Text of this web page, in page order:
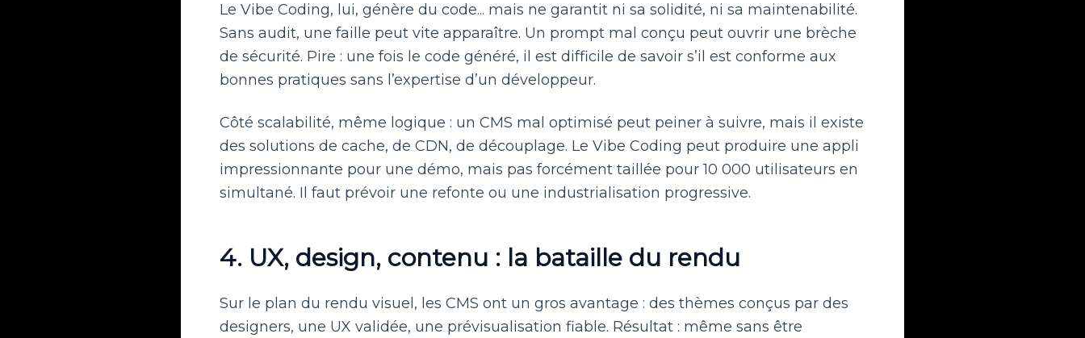
Le Vibe Coding, lui, génère du code... mais ne garantit ni sa solidité, ni sa maintenabilité.
Sans audit, une faille peut vite apparaître. Un prompt mal conçu peut ouvrir une brèche
de sécurité. Pire : une fois le code généré, il est difficile de savoir s’il est conforme aux
bonnes pratiques sans l’expertise d’un développeur.
Côté scalabilité, même logique : un CMS mal optimisé peut peiner à suivre, mais il existe
des solutions de cache, de CDN, de découplage. Le Vibe Coding peut produire une appli
impressionnante pour une démo, mais pas forcément taillée pour 10 000 utilisateurs en
simultané. Il faut prévoir une refonte ou une industrialisation progressive.
4. UX, design, contenu : la bataille du rendu
Sur le plan du rendu visuel, les CMS ont un gros avantage : des thèmes conçus par des
designers, une UX validée, une prévisualisation fiable. Résultat : même sans être